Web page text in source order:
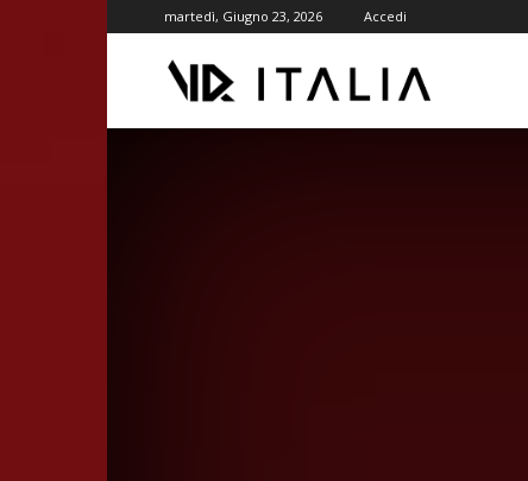
martedì, Giugno 23, 2026 Accedi